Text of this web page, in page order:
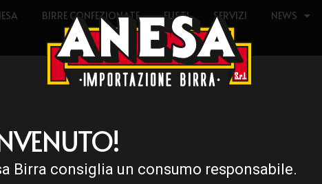
BIRRE CONFEZIONATE FUSTI SERVIZI NEWS
Birra consiglia un consumo responsabile.